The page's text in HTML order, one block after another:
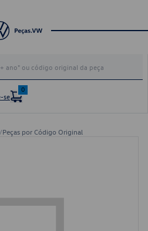
se
0
/Peças por Código Original